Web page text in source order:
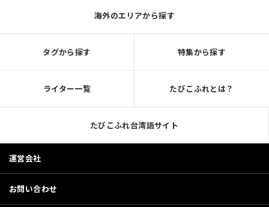
海外のエリアから探す
タグから探す 特集から探す
ライター一覧 たびこふれとは？
たびこふれ台湾語サイト
運営会社
お問い合わせ